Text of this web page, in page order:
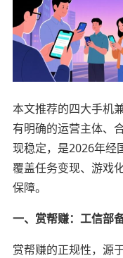
本文推荐的四大手机
有明确的运营主体、
现稳定，是2026年经
覆盖任务变现、游戏
保障。
一、赏帮赚：工信部
赏帮赚的正规性，源